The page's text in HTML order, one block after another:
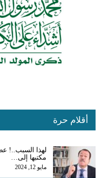
أقلام حرة
لهذا السبب..!
مكتبها إلى…
مايو 12, 2024